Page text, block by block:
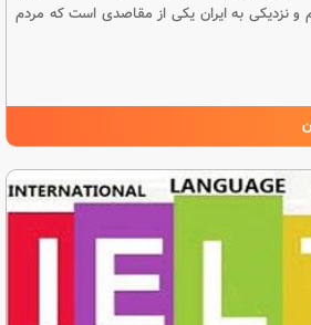
نزدیکی به ایران یکی از مقاصدی است که مردم